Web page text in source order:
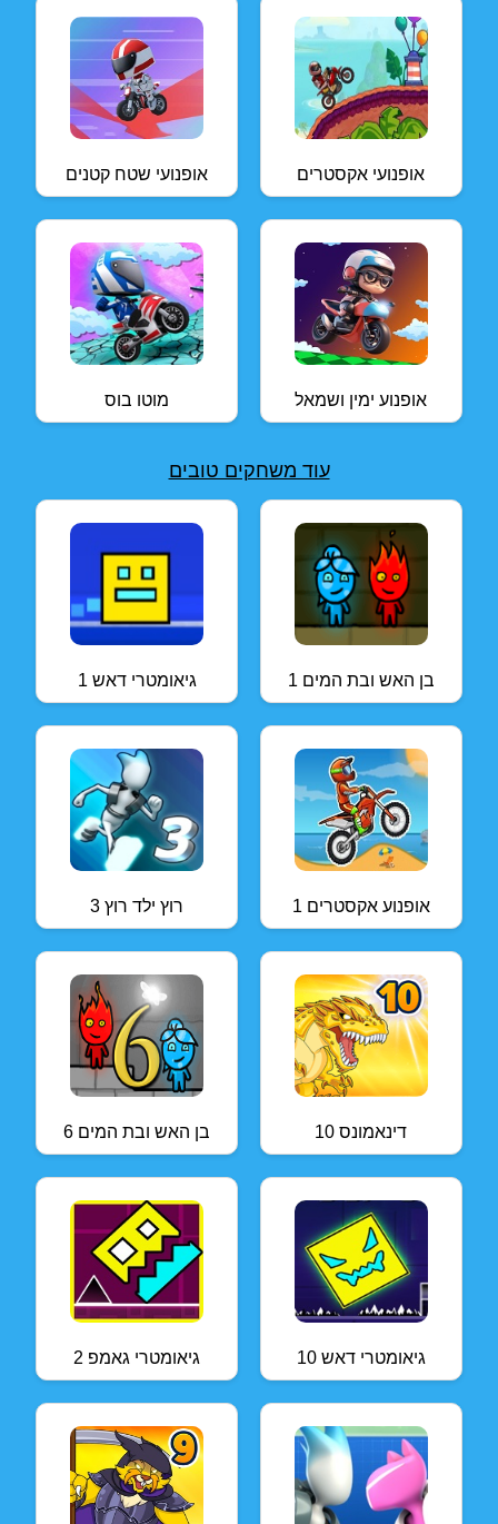
אופנועי שטח קטנים אופנועי אקסטרים
מוטו בוס אופנוע ימין ושמאל
עוד משחקים טובים
גיאומטרי דאש 1 בן האש ובת המים 1
רוץ ילד רוץ 3 אופנוע אקסטרים 1
בן האש ובת המים 6 דינאמונס 10
גיאומטרי גאמפ 2 גיאומטרי דאש 10